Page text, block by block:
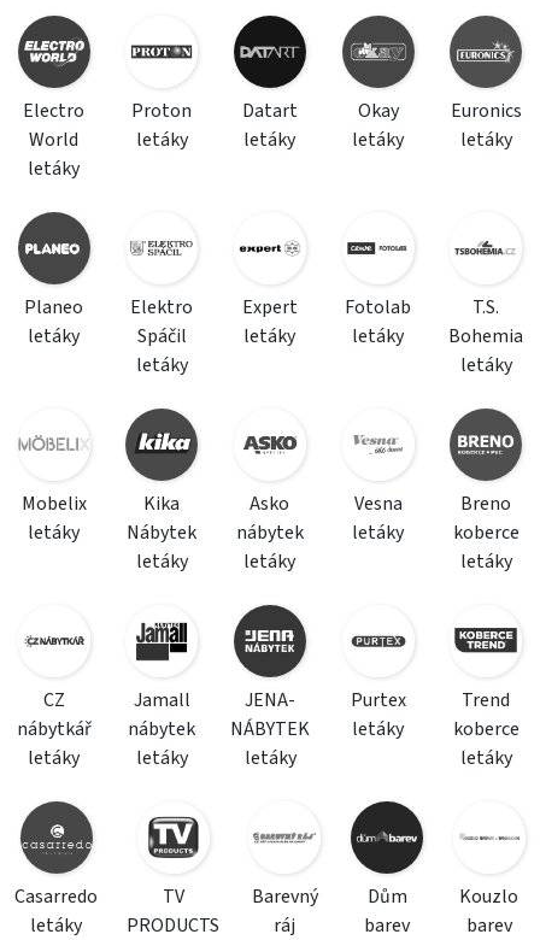
Electro
World
letáky
Proton
letáky
Datart
letáky
Okay
letáky
Euronics
letáky
Planeo
letáky
Elektro
Spáčil
letáky
Expert
letáky
Fotolab
letáky
T.S.
Bohemia
letáky
Mobelix
letáky
Kika
Nábytek
letáky
Asko
nábytek
letáky
Vesna
letáky
Breno
koberce
letáky
CZ
nábytkář
letáky
Jamall
nábytek
letáky
JENA-
NÁBYTEK
letáky
Purtex
letáky
Trend
koberce
letáky
Casarredo
letáky
TV
PRODUCTS
Barevný
ráj
Dům
barev
Kouzlo
barev